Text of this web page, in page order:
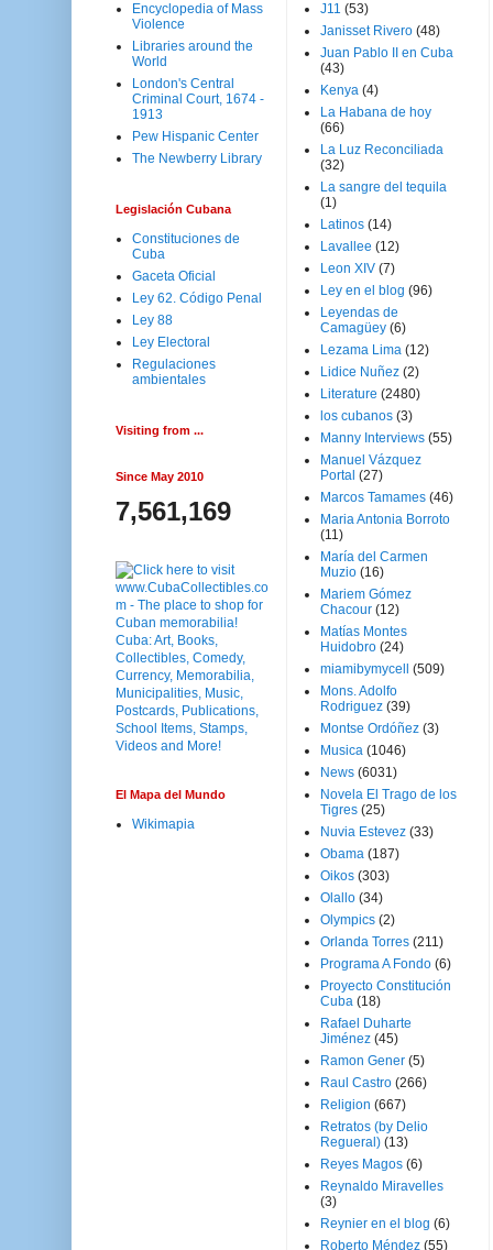
Encyclopedia of Mass
Violence
Libraries around the
World
London's Central
Criminal Court, 1674 -
1913
Pew Hispanic Center
The Newberry Library
Legislación Cubana
Constituciones de
Cuba
Gaceta Oficial
Ley 62. Código Penal
Ley 88
Ley Electoral
Regulaciones
ambientales
Visiting from ...
Since May 2010
7,561,169
El Mapa del Mundo
Wikimapia
J11 (53)
Janisset Rivero (48)
Juan Pablo II en Cuba
(43)
Kenya (4)
La Habana de hoy
(66)
La Luz Reconciliada
(32)
La sangre del tequila
(1)
Latinos (14)
Lavallee (12)
Leon XIV (7)
Ley en el blog (96)
Leyendas de
Camagüey (6)
Lezama Lima (12)
Lidice Nuñez (2)
Literature (2480)
los cubanos (3)
Manny Interviews (55)
Manuel Vázquez
Portal (27)
Marcos Tamames (46)
Maria Antonia Borroto
(11)
María del Carmen
Muzio (16)
Mariem Gómez
Chacour (12)
Matías Montes
Huidobro (24)
miamibymycell
(509)
Mons. Adolfo
Rodriguez (39)
Montse Ordóñez (3)
Musica (1046)
News (6031)
Novela El Trago de los
Tigres (25)
Nuvia Estevez (33)
Obama (187)
Oikos (303)
Olallo (34)
Olympics (2)
Orlanda Torres (211)
Programa A Fondo (6)
Proyecto Constitución
Cuba (18)
Rafael Duharte
Jiménez (45)
Ramon Gener (5)
Raul Castro (266)
Religion (667)
Retratos (by Delio
Regueral) (13)
Reyes Magos (6)
Reynaldo Miravelles
(3)
Reynier en el blog (6)
Roberto Méndez (55)